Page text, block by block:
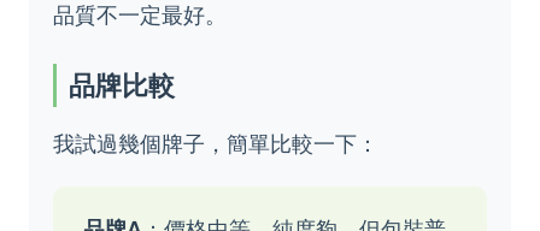
品質不一定最好。
品牌比較
我試過幾個牌子，簡單比較一下：